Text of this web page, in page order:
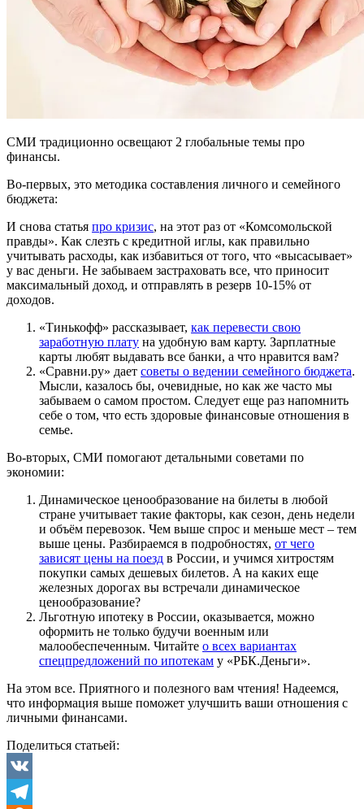
СМИ традиционно освещают 2 глобальные темы про
финансы.
Во-первых, это методика составления личного и семейного
бюджета:
И снова статья про кризис, на этот раз от «Комсомольской
правды». Как слезть с кредитной иглы, как правильно
учитывать расходы, как избавиться от того, что «высасывает»
у вас деньги. Не забываем застраховать все, что приносит
максимальный доход, и отправлять в резерв 10-15% от
доходов.
«Тинькофф» рассказывает, как перевести свою
заработную плату на удобную вам карту. Зарплатные
карты любят выдавать все банки, а что нравится вам?
«Сравни.ру» дает советы о ведении семейного бюджета.
Мысли, казалось бы, очевидные, но как же часто мы
забываем о самом простом. Следует еще раз напомнить
себе о том, что есть здоровые финансовые отношения в
семье.
Во-вторых, СМИ помогают детальными советами по
экономии:
Динамическое ценообразование на билеты в любой
стране учитывает такие факторы, как сезон, день недели
и объём перевозок. Чем выше спрос и меньше мест – тем
выше цены. Разбираемся в подробностях, от чего
зависят цены на поезд в России, и учимся хитростям
покупки самых дешевых билетов. А на каких еще
железных дорогах вы встречали динамическое
ценообразование?
Льготную ипотеку в России, оказывается, можно
оформить не только будучи военным или
малообеспеченным. Читайте о всех вариантах
спецпредложений по ипотекам у «РБК.Деньги».
На этом все. Приятного и полезного вам чтения! Надеемся,
что информация выше поможет улучшить ваши отношения с
личными финансами.
Поделиться статьей:
VK